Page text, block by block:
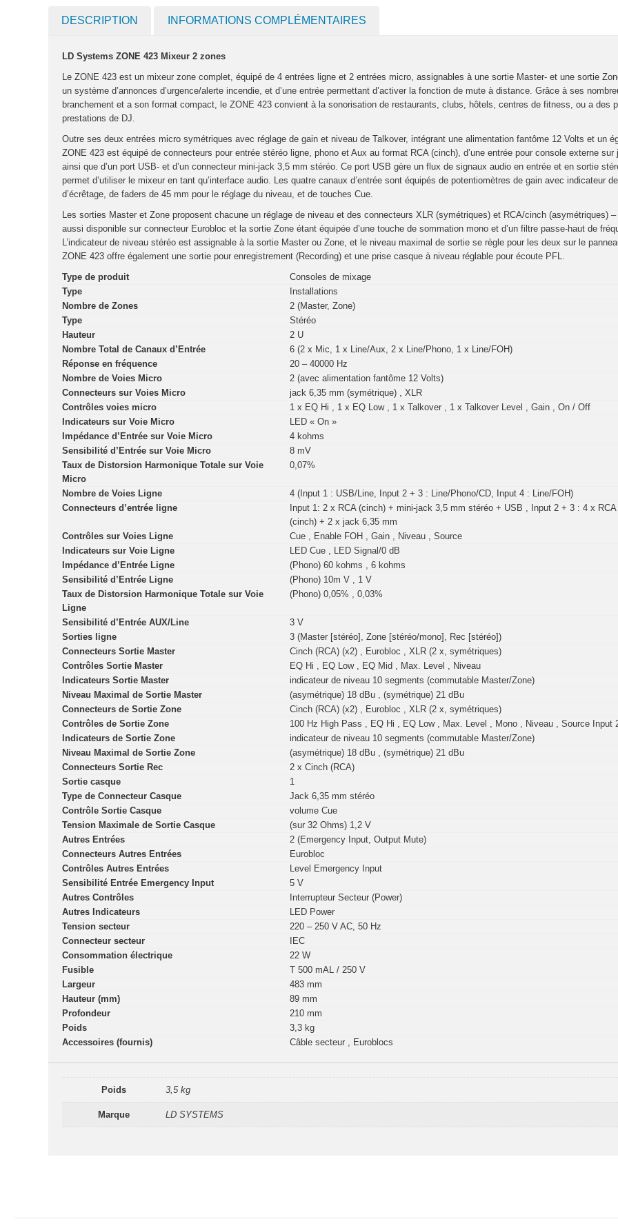
DESCRIPTION INFORMATIONS COMPLÉMENTAIRES
LD Systems ZONE 423 Mixeur 2 zones
Le ZONE 423 est un mixeur zone complet, équipé de 4 entrées ligne et 2 entrées micro, assignables à une sortie Master- et une sortie
un système d’annonces d’urgence/alerte incendie, et d’une entrée permettant d’activer la fonction de mute à distance. Grâce à ses
branchement et a son format compact, le ZONE 423 convient à la sonorisation de restaurants, clubs, hôtels, centres de fitness, ou a des
prestations de DJ.
Outre ses deux entrées micro symétriques avec réglage de gain et niveau de Talkover, intégrant une alimentation fantôme 12 Volts et un
ZONE 423 est équipé de connecteurs pour entrée stéréo ligne, phono et Aux au format RCA (cinch), d’une entrée pour console externe
ainsi que d’un port USB- et d’un connecteur mini-jack 3,5 mm stéréo. Ce port USB gère un flux de signaux audio en entrée et en sortie
permet d’utiliser le mixeur en tant qu’interface audio. Les quatre canaux d’entrée sont équipés de potentiomètres de gain avec indicateur
d’écrêtage, de faders de 45 mm pour le réglage du niveau, et de touches Cue.
Les sorties Master et Zone proposent chacune un réglage de niveau et des connecteurs XLR (symétriques) et RCA/cinch (asymétriques)
aussi disponible sur connecteur Eurobloc et la sortie Zone étant équipée d’une touche de sommation mono et d’un filtre passe-haut de
L’indicateur de niveau stéréo est assignable à la sortie Master ou Zone, et le niveau maximal de sortie se règle pour les deux sur le
ZONE 423 offre également une sortie pour enregistrement (Recording) et une prise casque à niveau réglable pour écoute PFL.
Type de produit
Consoles de mixage
Type
Installations
Nombre de Zones
2 (Master, Zone)
Type
Stéréo
Hauteur
2 U
Nombre Total de Canaux d’Entrée
6 (2 x Mic, 1 x Line/Aux, 2 x Line/Phono, 1 x Line/FOH)
Réponse en fréquence
20 – 40000 Hz
Nombre de Voies Micro
2 (avec alimentation fantôme 12 Volts)
Connecteurs sur Voies Micro
jack 6,35 mm (symétrique) , XLR
Contrôles voies micro
1 x EQ Hi , 1 x EQ Low , 1 x Talkover , 1 x Talkover Level , Gain , On / Off
Indicateurs sur Voie Micro
LED « On »
Impédance d’Entrée sur Voie Micro
4 kohms
Sensibilité d’Entrée sur Voie Micro
8 mV
Taux de Distorsion Harmonique Totale sur Voie
Micro
0,07%
Nombre de Voies Ligne
4 (Input 1 : USB/Line, Input 2 + 3 : Line/Phono/CD, Input 4 : Line/FOH)
Connecteurs d’entrée ligne
Input 1: 2 x RCA (cinch) + mini-jack 3,5 mm stéréo + USB , Input 2 + 3 : 4 x
(cinch) + 2 x jack 6,35 mm
Contrôles sur Voies Ligne
Cue , Enable FOH , Gain , Niveau , Source
Indicateurs sur Voie Ligne
LED Cue , LED Signal/0 dB
Impédance d’Entrée Ligne
(Phono) 60 kohms , 6 kohms
Sensibilité d’Entrée Ligne
(Phono) 10m V , 1 V
Taux de Distorsion Harmonique Totale sur Voie
Ligne
(Phono) 0,05% , 0,03%
Sensibilité d’Entrée AUX/Line
3 V
Sorties ligne
3 (Master [stéréo], Zone [stéréo/mono], Rec [stéréo])
Connecteurs Sortie Master
Cinch (RCA) (x2) , Eurobloc , XLR (2 x, symétriques)
Contrôles Sortie Master
EQ Hi , EQ Low , EQ Mid , Max. Level , Niveau
Indicateurs Sortie Master
indicateur de niveau 10 segments (commutable Master/Zone)
Niveau Maximal de Sortie Master
(asymétrique) 18 dBu , (symétrique) 21 dBu
Connecteurs de Sortie Zone
Cinch (RCA) (x2) , Eurobloc , XLR (2 x, symétriques)
Contrôles de Sortie Zone
100 Hz High Pass , EQ Hi , EQ Low , Max. Level , Mono , Niveau , Source Input
Indicateurs de Sortie Zone
indicateur de niveau 10 segments (commutable Master/Zone)
Niveau Maximal de Sortie Zone
(asymétrique) 18 dBu , (symétrique) 21 dBu
Connecteurs Sortie Rec
2 x Cinch (RCA)
Sortie casque
1
Type de Connecteur Casque
Jack 6,35 mm stéréo
Contrôle Sortie Casque
volume Cue
Tension Maximale de Sortie Casque
(sur 32 Ohms) 1,2 V
Autres Entrées
2 (Emergency Input, Output Mute)
Connecteurs Autres Entrées
Eurobloc
Contrôles Autres Entrées
Level Emergency Input
Sensibilité Entrée Emergency Input
5 V
Autres Contrôles
Interrupteur Secteur (Power)
Autres Indicateurs
LED Power
Tension secteur
220 – 250 V AC, 50 Hz
Connecteur secteur
IEC
Consommation électrique
22 W
Fusible
T 500 mAL / 250 V
Largeur
483 mm
Hauteur (mm)
89 mm
Profondeur
210 mm
Poids
3,3 kg
Accessoires (fournis)
Câble secteur , Euroblocs
Poids 3,5 kg
Marque LD SYSTEMS